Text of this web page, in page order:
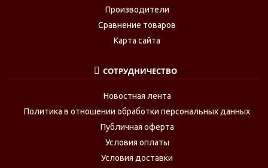
Производители
Сравнение товаров
Карта сайта
СОТРУДНИЧЕСТВО
Новостная лента
Политика в отношении обработки персональных данных
Публичная оферта
Условия оплаты
Условия доставки